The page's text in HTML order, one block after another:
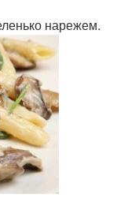
нарежем.